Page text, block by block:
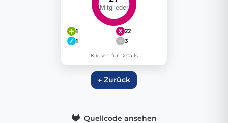
1
22
1
3
Klicken für Details
← Zurück
Quellcode ansehen